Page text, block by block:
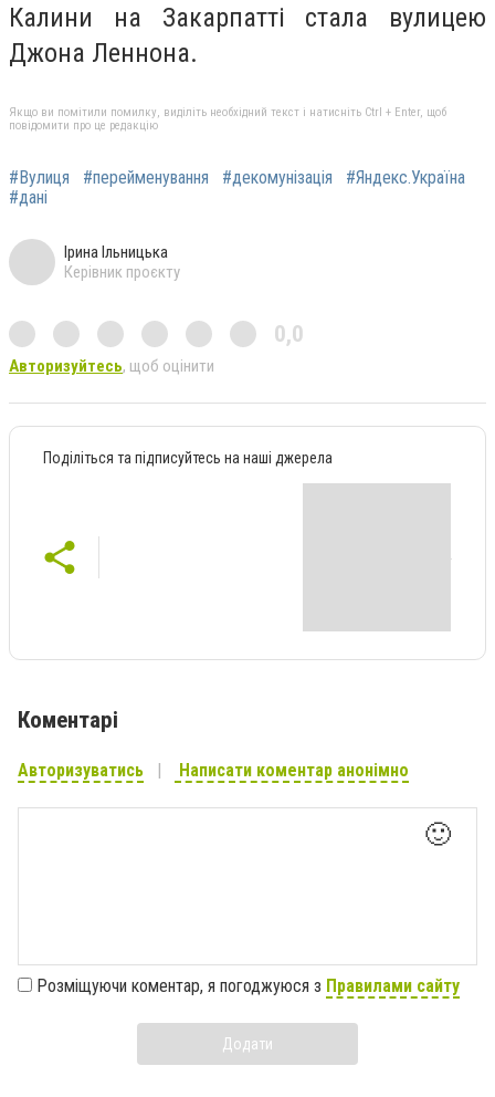
Калини на Закарпатті стала вулицею
Джона Леннона.
Якщо ви помітили помилку, виділіть необхідний текст і натисніть Ctrl + Enter, щоб
повідомити про це редакцію
#Вулиця #перейменування #декомунізація
#Яндекс.Україна
#дані
Ірина Ільницька
Керівник проєкту
0,0
Авторизуйтесь, щоб оцінити
Поділіться та підписуйтесь на наші джерела
Коментарі
Авторизуватись Написати коментар анонімно
🙂
Розміщуючи коментар, я погоджуюся з Правилами сайту
Додати